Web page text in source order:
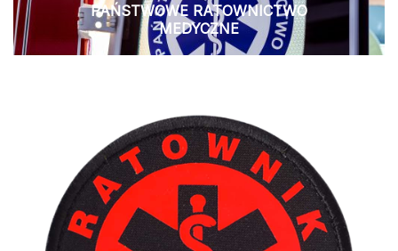
PAŃSTWOWE RATOWNICTWO
MEDYCZNE